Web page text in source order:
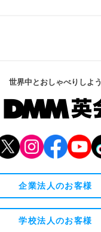
世界中とおしゃべりしよう
企業法人のお客様
学校法人のお客様